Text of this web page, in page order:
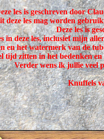
les is geschreven door
deze les mag worden
Deze les is
in deze les, inclusief mijn
en het watermerk van de
tijd zitten in het bedenken
Verder wens ik jullie veel
Knuffels